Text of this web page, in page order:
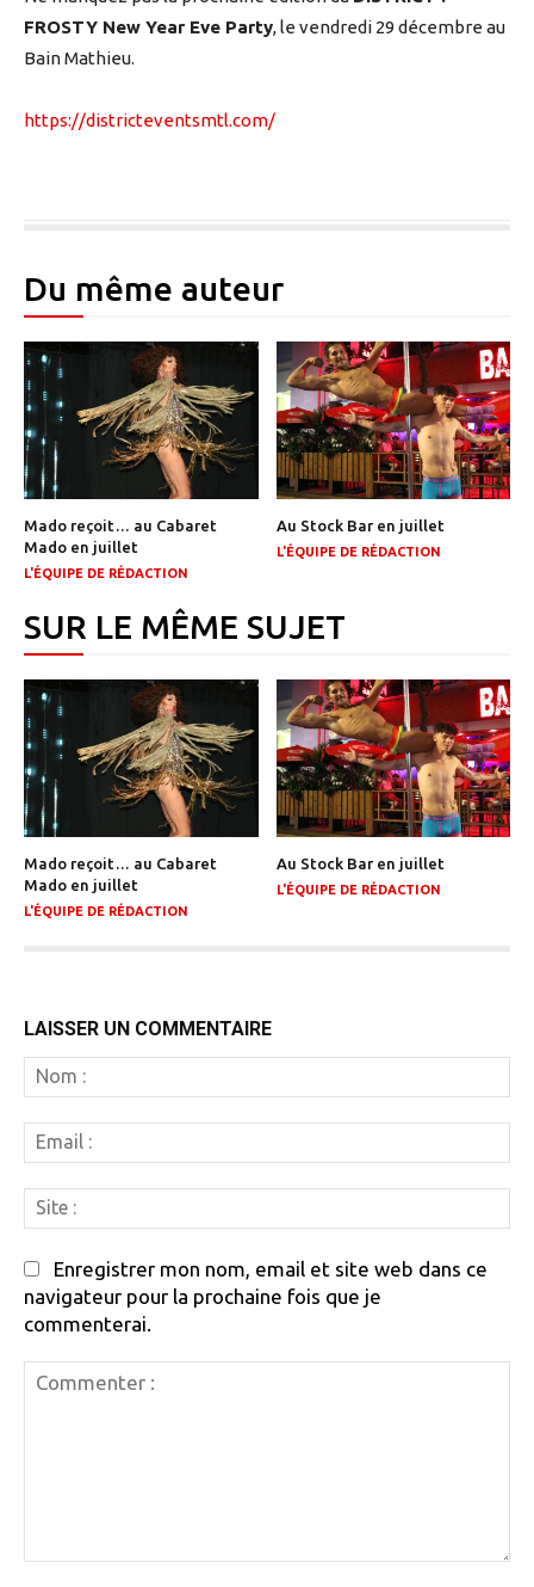
FROSTY New Year Eve Party, le vendredi 29 décembre au
Bain Mathieu.
https://districteventsmtl.com/
Du même auteur
Mado reçoit… au Cabaret
Mado en juillet
L'ÉQUIPE DE RÉDACTION
Au Stock Bar en juillet
L'ÉQUIPE DE RÉDACTION
SUR LE MÊME SUJET
Mado reçoit… au Cabaret
Mado en juillet
L'ÉQUIPE DE RÉDACTION
Au Stock Bar en juillet
L'ÉQUIPE DE RÉDACTION
LAISSER UN COMMENTAIRE
:
:
:
Enregistrer mon nom, email et site web dans ce
navigateur pour la prochaine fois que je
commenterai.